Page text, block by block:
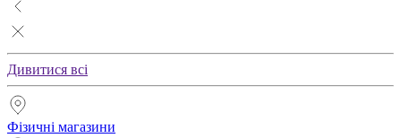
Дивитися всі
Фізичні магазини